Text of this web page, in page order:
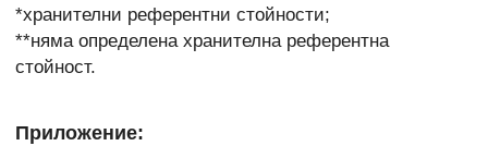
*хранителни референтни стойности;
**няма определена хранителна референтна
стойност.
Приложение: